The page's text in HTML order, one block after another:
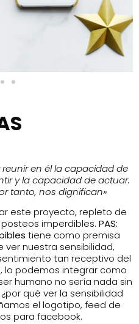
en él la capacidad de
y la capacidad de actuar.
tanto, nos dignifican»
este proyecto, repleto de
imperdibles. PAS:
tiene como premisa
nuestra sensibilidad,
tan receptivo del
lo podemos integrar como
humano no sería nada sin
qué ver la sensibilidad
el logotipo, feed de
para facebook.